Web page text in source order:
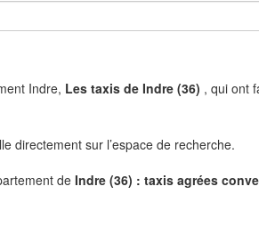
Indre, Les taxis de Indre (36) , qui ont
directement sur l’espace de recherche.
de Indre (36) : taxis agrées